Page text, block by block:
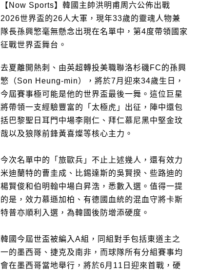
【Now Sports】韓國主帥洪明甫周六公佈出戰
2026世界盃的26人大軍，現年33歲的靈魂人物兼
隊長孫興慜毫無懸念出現在名單中，第4度帶領國家
征戰世界盃舞台。
去夏離開熱刺、由英超轉投美職聯洛杉磯FC的孫興
慜（Son Heung-min），將於7月迎來34歲生日，
今屆賽事極可能是他的世界盃最後一舞。這位巨星
將帶領一支經驗豐富的「太極虎」出征，陣中還包
括巴黎聖日耳門中場李剛仁、拜仁慕尼黑中堅金玟
哉以及狼隊前鋒黃喜燦等核心主力。
今次名單中的「旅歐兵」不止上述幾人，還有效力
米迪蘭特的曹圭成、比錫達斯的吳賢揆、些路迪的
楊賢俊和伯明翰中場白昇浩，悉數入選。值得一提
的是，效力慕遜加柏、有德國血統的混血守將卡斯
特普亦順利入選，為韓國後防增添硬度。
韓國今屆世盃被編入A組，同組對手包括東道主之
一的墨西哥、捷克及南非，而球隊所有分組賽事均
會在墨西哥當地舉行，將於6月11日迎來首戰，硬